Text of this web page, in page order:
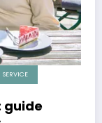
SERVICE
guide